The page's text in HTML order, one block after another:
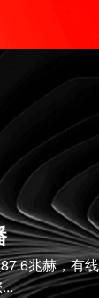
兆赫，有